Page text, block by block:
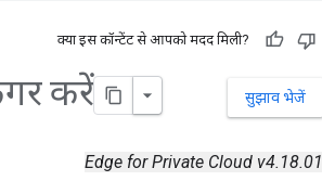
क्या इस कॉन्टेंट से आपको मदद मिली?
सुझाव भेजें
करें
Edge for Private Cloud v4.18.01